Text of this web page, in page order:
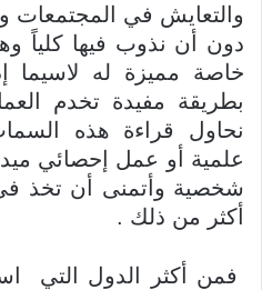
والتعايش في المجتمعات
دون أن نذوب فيها كلياً
خاصة مميزة له لاسيما
بطريقة مفيدة تخدم
نحاول قراءة هذه
علمية أو عمل إحصائي
شخصية وأتمنى أن تخذ
أكثر من ذلك .
فمن أكثر الدول التي